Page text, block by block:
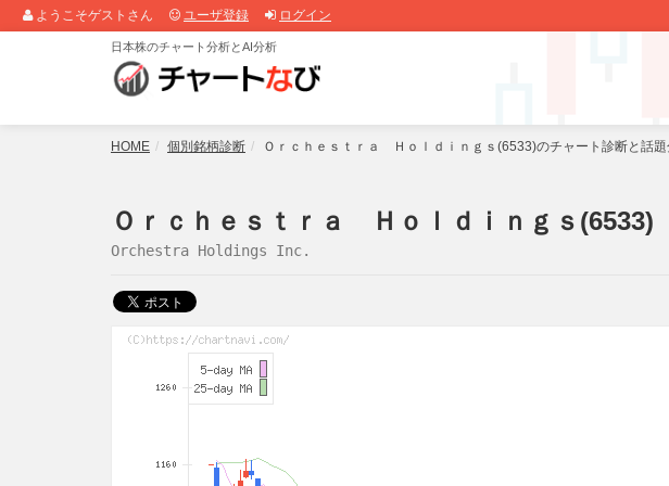
ようこそゲストさん ユーザ登録 ログイン
日本株のチャート分析とAI分析
HOME 個別銘柄診断 Ｏｒｃｈｅｓｔｒａ Ｈｏｌｄｉｎｇｓ(6533)のチャート診断と話題
Ｏｒｃｈｅｓｔｒａ Ｈｏｌｄｉｎｇｓ(6533)
Orchestra Holdings Inc.